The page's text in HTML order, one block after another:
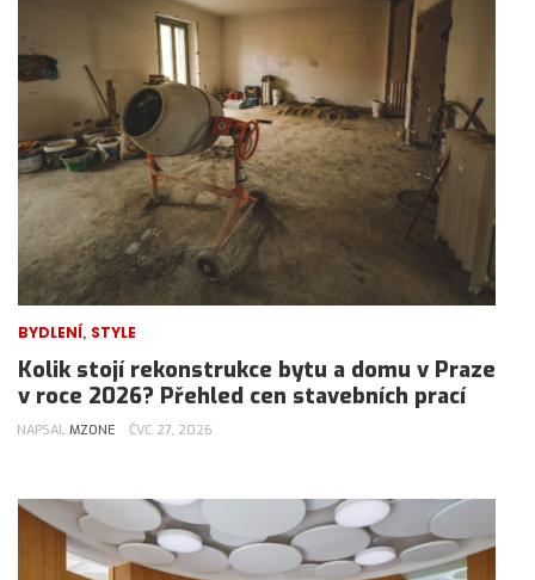
BYDLENÍ, STYLE
Kolik stojí rekonstrukce bytu a domu v Praze
v roce 2026? Přehled cen stavebních prací
NAPSAL MZONE ČVC 27, 2026